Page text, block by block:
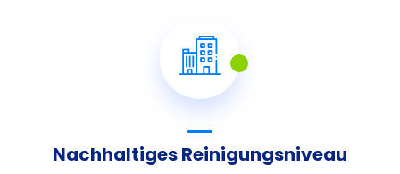
Nachhaltiges Reinigungsniveau